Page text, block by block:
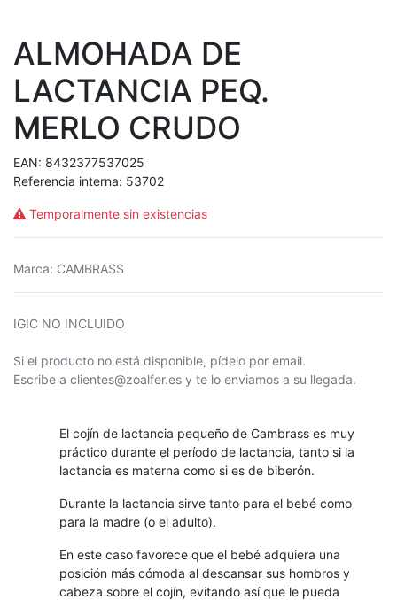
ALMOHADA DE
LACTANCIA PEQ.
MERLO CRUDO
EAN: 8432377537025
Referencia interna: 53702
Temporalmente sin existencias
Marca: CAMBRASS
IGIC NO INCLUIDO
Si el producto no está disponible, pídelo por email.
Escribe a clientes@zoalfer.es y te lo enviamos a su llegada.
El cojín de lactancia pequeño de Cambrass es muy
práctico durante el período de lactancia, tanto si la
lactancia es materna como si es de biberón.
Durante la lactancia sirve tanto para el bebé como
para la madre (o el adulto).
En este caso favorece que el bebé adquiera una
posición más cómoda al descansar sus hombros y
cabeza sobre el cojín, evitando así que le pueda